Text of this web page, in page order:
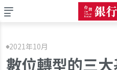
2021年10月
數位轉型的三